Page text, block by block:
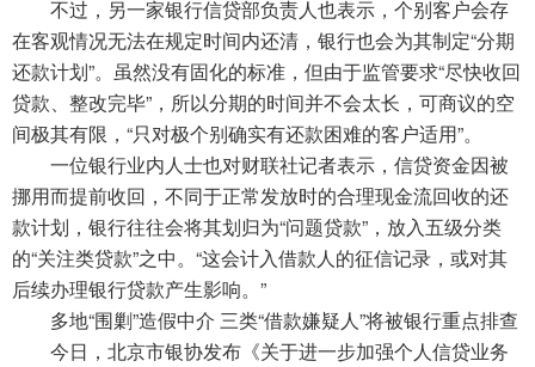
不过，另一家银行信贷部负责人也表示，个别客户会存
在客观情况无法在规定时间内还清，银行也会为其制定“分期
还款计划”。虽然没有固化的标准，但由于监管要求“尽快收回
贷款、整改完毕”，所以分期的时间并不会太长，可商议的空
间极其有限，“只对极个别确实有还款困难的客户适用”。
一位银行业内人士也对财联社记者表示，信贷资金因被
挪用而提前收回，不同于正常发放时的合理现金流回收的还
款计划，银行往往会将其划归为“问题贷款”，放入五级分类
的“关注类贷款”之中。“这会计入借款人的征信记录，或对其
后续办理银行贷款产生影响。”
多地“围剿”造假中介 三类“借款嫌疑人”将被银行重点排查
今日，北京市银协发布《关于进一步加强个人信贷业务